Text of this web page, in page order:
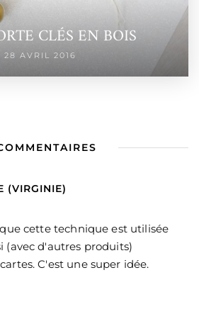
CLÉS EN BOIS
28 AVRIL 2016
(VIRGINIE)
cette technique est utilisée
(avec d'autres produits)
C'est une super idée.